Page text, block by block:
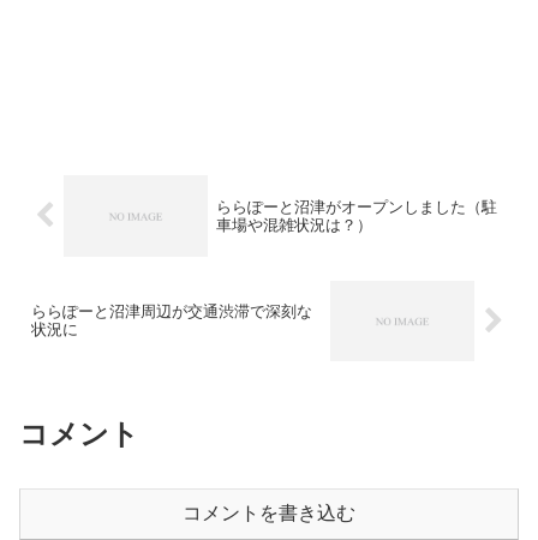
ららぽーと沼津がオープンしました（駐
車場や混雑状況は？）
ららぽーと沼津周辺が交通渋滞で深刻な
状況に
コメント
コメントを書き込む